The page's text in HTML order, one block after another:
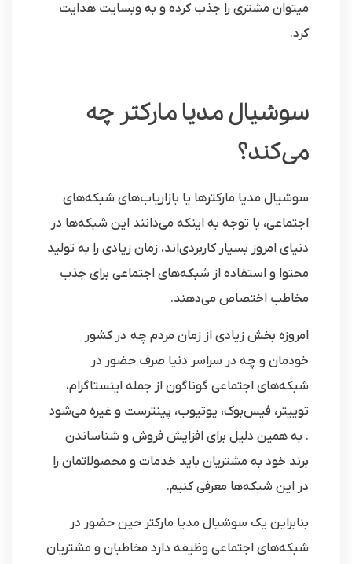
می‎توان مشتری را جذب کرده و به وبسایت هدایت
کرد.
سوشیال مدیا مارکتر چه
می‌کند؟
سوشیال مدیا مارکترها یا بازاریاب‌های شبکه‌های
اجتماعی، با توجه به اینکه می‌دانند این شبکه‌ها در
دنیای امروز بسیار کاربردی‌اند، زمان زیادی را به تولید
محتوا و استفاده از شبکه‌های اجتماعی برای جذب
مخاطب اختصاص می‌دهند.
امروزه بخش زیادی از زمان مردم چه در کشور
خودمان و چه در سراسر دنیا صرف حضور در
شبکه‌های اجتماعی گوناگون از جمله اینستاگرام،
توییتر، فیس‌بوک، یوتیوب، پینترست و غیره می‌شود
. به همین دلیل برای افزایش فروش و شناساندن
برند خود به مشتریان باید خدمات و محصولاتمان را
در این شبکه‌ها معرفی کنیم.
بنابراین یک سوشیال مدیا مارکتر حین حضور در
شبکه‌های اجتماعی وظیفه دارد مخاطبان و مشتریان